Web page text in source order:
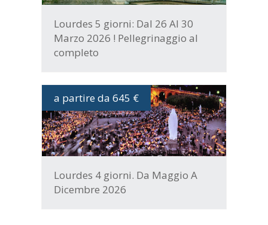
Lourdes 5 giorni: Dal 26 Al 30
Marzo 2026 ! Pellegrinaggio al
completo
a partire da 645 €
DATE E PROGRAMMA
Lourdes 4 giorni. Da Maggio A
Dicembre 2026